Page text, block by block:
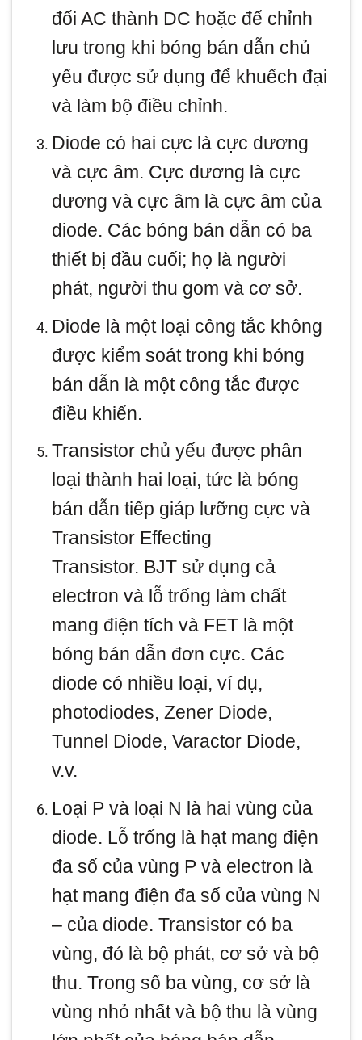
đổi AC thành DC hoặc để chỉnh
lưu trong khi bóng bán dẫn chủ
yếu được sử dụng để khuếch đại
và làm bộ điều chỉnh.
Diode có hai cực là cực dương
và cực âm. Cực dương là cực
dương và cực âm là cực âm của
diode. Các bóng bán dẫn có ba
thiết bị đầu cuối; họ là người
phát, người thu gom và cơ sở.
Diode là một loại công tắc không
được kiểm soát trong khi bóng
bán dẫn là một công tắc được
điều khiển.
Transistor chủ yếu được phân
loại thành hai loại, tức là bóng
bán dẫn tiếp giáp lưỡng cực và
Transistor Effecting
Transistor. BJT sử dụng cả
electron và lỗ trống làm chất
mang điện tích và FET là một
bóng bán dẫn đơn cực. Các
diode có nhiều loại, ví dụ,
photodiodes, Zener Diode,
Tunnel Diode, Varactor Diode,
v.v.
Loại P và loại N là hai vùng của
diode. Lỗ trống là hạt mang điện
đa số của vùng P và electron là
hạt mang điện đa số của vùng N
– của diode. Transistor có ba
vùng, đó là bộ phát, cơ sở và bộ
thu. Trong số ba vùng, cơ sở là
vùng nhỏ nhất và bộ thu là vùng